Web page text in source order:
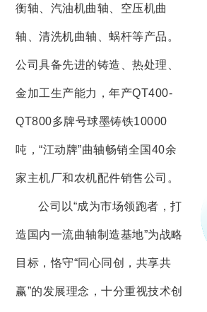
衡轴、汽油机曲轴、空压机曲
轴、清洗机曲轴、蜗杆等产品。
公司具备先进的铸造、热处理、
金加工生产能力，年产QT400-
QT800多牌号球墨铸铁10000
吨，“江动牌”曲轴畅销全国40余
家主机厂和农机配件销售公司。
公司以“成为市场领跑者，打
造国内一流曲轴制造基地”为战略
目标，恪守“同心同创，共享共
赢”的发展理念，十分重视技术创